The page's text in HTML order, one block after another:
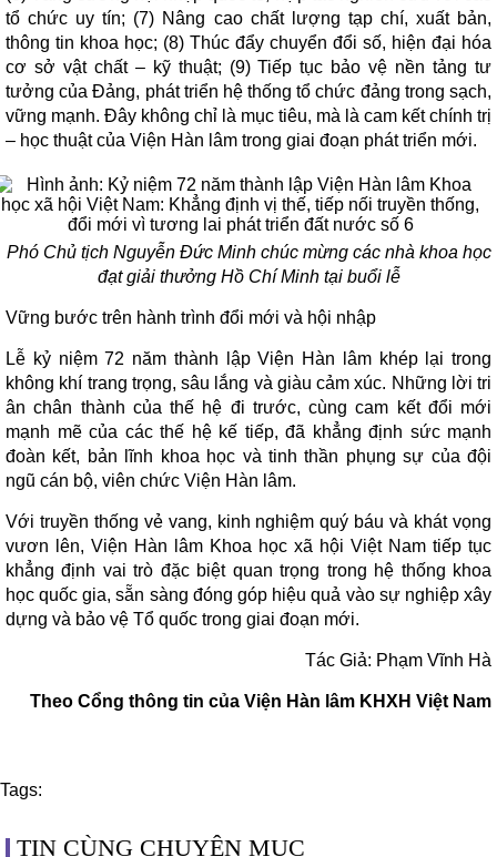
tổ chức uy tín; (7) Nâng cao chất lượng tạp chí, xuất bản,
thông tin khoa học; (8) Thúc đẩy chuyển đổi số, hiện đại hóa
cơ sở vật chất – kỹ thuật; (9) Tiếp tục bảo vệ nền tảng tư
tưởng của Đảng, phát triển hệ thống tổ chức đảng trong sạch,
vững mạnh. Đây không chỉ là mục tiêu, mà là cam kết chính trị
– học thuật của Viện Hàn lâm trong giai đoạn phát triển mới.
Phó Chủ tịch Nguyễn Đức Minh chúc mừng các nhà khoa học
đạt giải thưởng Hồ Chí Minh tại buổi lễ
Vững bước trên hành trình đổi mới và hội nhập
Lễ kỷ niệm 72 năm thành lập Viện Hàn lâm khép lại trong
không khí trang trọng, sâu lắng và giàu cảm xúc. Những lời tri
ân chân thành của thế hệ đi trước, cùng cam kết đổi mới
mạnh mẽ của các thế hệ kế tiếp, đã khẳng định sức mạnh
đoàn kết, bản lĩnh khoa học và tinh thần phụng sự của đội
ngũ cán bộ, viên chức Viện Hàn lâm.
Với truyền thống vẻ vang, kinh nghiệm quý báu và khát vọng
vươn lên, Viện Hàn lâm Khoa học xã hội Việt Nam tiếp tục
khẳng định vai trò đặc biệt quan trọng trong hệ thống khoa
học quốc gia, sẵn sàng đóng góp hiệu quả vào sự nghiệp xây
dựng và bảo vệ Tổ quốc trong giai đoạn mới.
Tác Giả: Phạm Vĩnh Hà
Theo Cổng thông tin của Viện Hàn lâm KHXH Việt Nam
Tags:
TIN CÙNG CHUYÊN MỤC